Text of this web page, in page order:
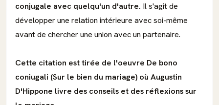
conjugale avec quelqu'un d'autre. Il s'agit de
développer une relation intérieure avec soi-même
avant de chercher une union avec un partenaire.
Cette citation est tirée de l'oeuvre De bono
coniugali (Sur le bien du mariage) où Augustin
D'Hippone livre des conseils et des réflexions sur